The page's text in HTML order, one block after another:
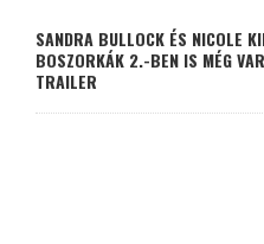
SANDRA BULLOCK ÉS NICOLE
BOSZORKÁK 2.-BEN IS MÉG
TRAILER